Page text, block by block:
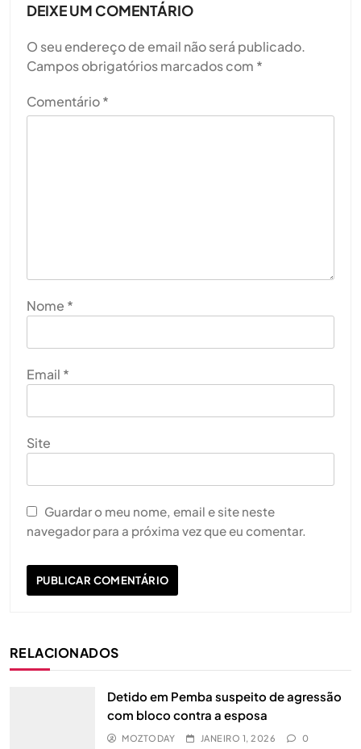
DEIXE UM COMENTÁRIO
O seu endereço de email não será publicado.
Campos obrigatórios marcados com *
Comentário*
Nome *
Email *
Site
Guardar o meu nome, email e site neste
navegador para a próxima vez que eu comentar.
RELACIONADOS
Detido em Pemba suspeito de agressão
com bloco contra a esposa
MOZTODAY JANEIRO 1, 2026 0